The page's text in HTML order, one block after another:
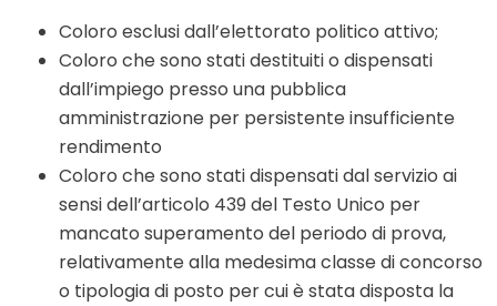
Coloro esclusi dall’elettorato politico attivo;
Coloro che sono stati destituiti o dispensati
dall’impiego presso una pubblica
amministrazione per persistente insufficiente
rendimento
Coloro che sono stati dispensati dal servizio ai
sensi dell’articolo 439 del Testo Unico per
mancato superamento del periodo di prova,
relativamente alla medesima classe di concorso
o tipologia di posto per cui è stata disposta la